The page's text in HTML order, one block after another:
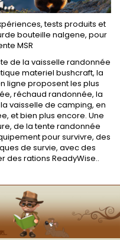
tests produits et
bouteille nalgene, pour
MSR
de la vaisselle randonnée
materiel bushcraft, la
ligne proposent les plus
réchaud randonnée, la
vaisselle de camping, en
, et bien plus encore. Une
de latente randonnée
pour survivre, des
de survie, avec des
des rations ReadyWise..